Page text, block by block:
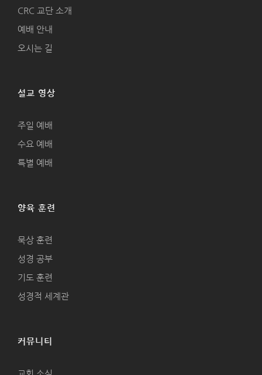
CRC 교단 소개
예배 안내
오시는 길
설교 영상
주일 예배
수요 예배
특별 예배
양육 훈련
묵상 훈련
성경 공부
기도 훈련
성경적 세계관
커뮤니티